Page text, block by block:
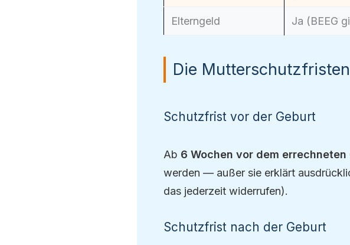
Elterngeld Ja (BEEG
Die
Schutzfrist vor der Geburt
Ab 6 Wochen vor dem errechneten
werden — außer sie erklärt
das jederzeit widerrufen).
Schutzfrist nach der Geburt